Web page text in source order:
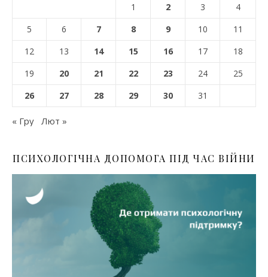
1
2 3
4
5
6 7 8 9 10
11
12
13 14 15 16 17
18
19
20 21 22 23 24
25
26
27 28 29 30 31
« Гру Лют »
ПСИХОЛОГІЧНА ДОПОМОГА ПІД ЧАС ВІЙНИ